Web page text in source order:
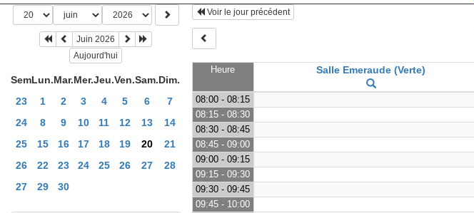
Juin 2026
Aujourd'hui
SemLun.Mar.Mer.Jeu.Ven.Sam.Dim.
23
1 2 3 4 5 6
7
24
8 9 10 11 12 13
14
25
15 16 17 18 19 20
21
26
22 23 24 25 26 27
28
27
29 30
Voir le jour précédent
Heure Salle Emeraude (Verte)
08:00 - 08:15
08:15 - 08:30
08:30 - 08:45
08:45 - 09:00
09:00 - 09:15
09:15 - 09:30
09:30 - 09:45
09:45 - 10:00